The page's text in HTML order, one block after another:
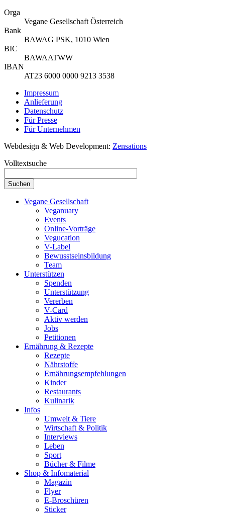
Orga
Vegane Gesellschaft Österreich
Bank
BAWAG PSK, 1010 Wien
BIC
BAWAATWW
IBAN
AT23 6000 0000 9213 3538
Impressum
Anlieferung
Datenschutz
Für Presse
Für Unternehmen
Webdesign & Web Development: Zensations
Volltextsuche
Vegane Gesellschaft
Veganuary
Events
Online-Vorträge
Vegucation
V-Label
Bewusstseinsbildung
Team
Unterstützen
Spenden
Unterstützung
Vererben
V-Card
Aktiv werden
Jobs
Petitionen
Ernährung & Rezepte
Rezepte
Nährstoffe
Ernährungsempfehlungen
Kinder
Restaurants
Kulinarik
Infos
Umwelt & Tiere
Wirtschaft & Politik
Interviews
Leben
Sport
Bücher & Filme
Shop & Infomaterial
Magazin
Flyer
E-Broschüren
Sticker